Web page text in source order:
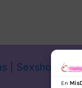
En
| Sexshop